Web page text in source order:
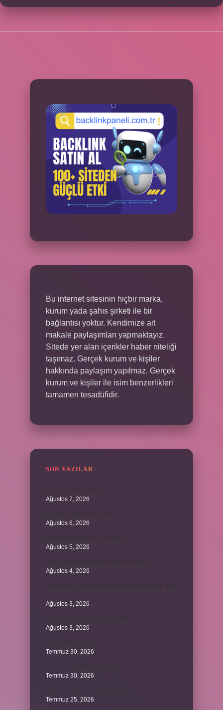
Bu internet sitesinin hiçbir marka,
kurum yada şahıs şirketi ile bir
bağlantısı yoktur. Kendimize ait
makale paylaşımları yapmaktayız.
Sitede yer alan içerikler haber niteliği
taşımaz. Gerçek kurum ve kişiler
hakkında paylaşım yapılmaz. Gerçek
kurum ve kişiler ile isim benzerlikleri
tamamen tesadüfidir.
SON YAZILAR
Ağustos 7, 2026
Ağustos 6, 2026
Ağustos 5, 2026
Ağustos 4, 2026
Ağustos 3, 2026
Ağustos 3, 2026
Temmuz 30, 2026
Temmuz 30, 2026
Temmuz 25, 2026